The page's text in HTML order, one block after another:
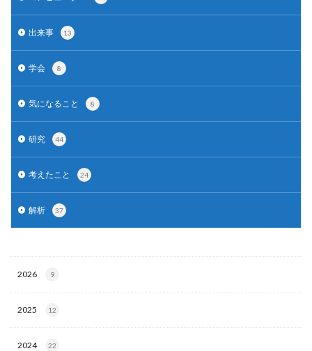
出来事 13
学会 8
気になること 8
研究 44
考えたこと 24
解析 37
2026 9
2025 12
2024 22